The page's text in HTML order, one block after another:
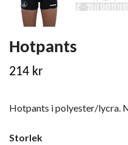
Hotpants
214 kr
Hotpants i polyester/lycra.
Storlek